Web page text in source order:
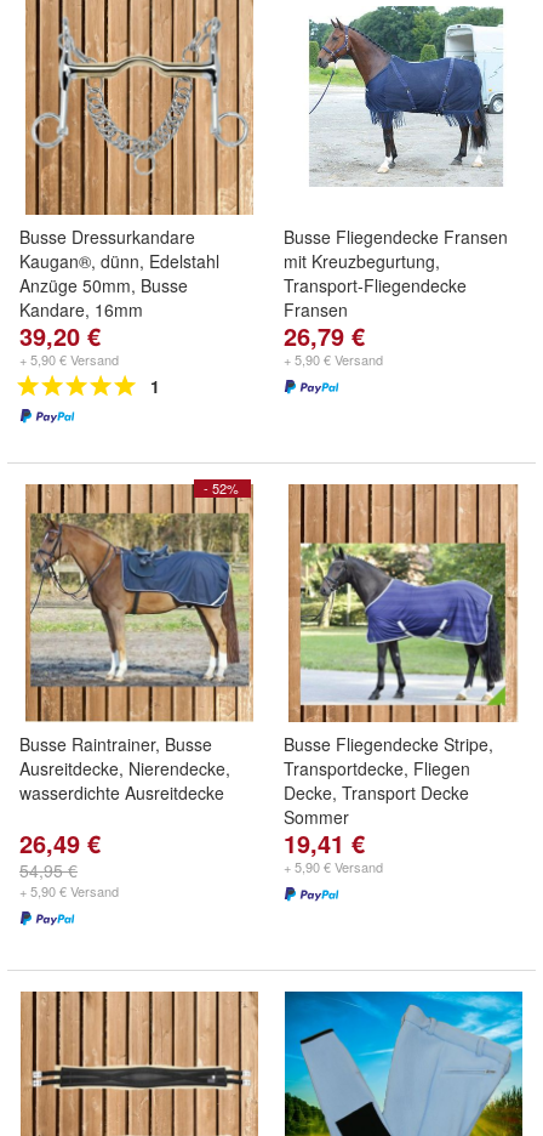
Busse Dressurkandare
Kaugan®, dünn, Edelstahl
Anzüge 50mm, Busse
Kandare, 16mm
39,20 €
+ 5,90 € Versand
1
Busse Fliegendecke Fransen
mit Kreuzbegurtung,
Transport-Fliegendecke
Fransen
26,79 €
+ 5,90 € Versand
- 52%
Busse Raintrainer, Busse
Ausreitdecke, Nierendecke,
wasserdichte Ausreitdecke
26,49 €
54,95 €
+ 5,90 € Versand
Busse Fliegendecke Stripe,
Transportdecke, Fliegen
Decke, Transport Decke
Sommer
19,41 €
+ 5,90 € Versand